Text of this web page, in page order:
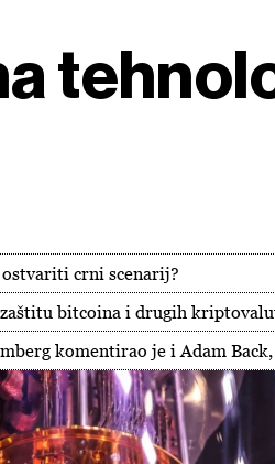
crni scenarij?
bitcoina i drugih
komentirao je i Adam Back,